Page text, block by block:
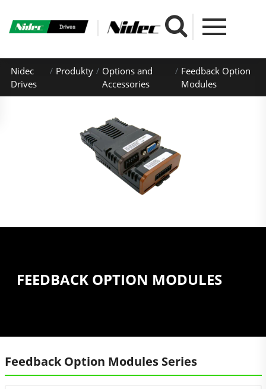
Nidec
Drives
Produkty
Options and
Accessories
Feedback Option
Modules
FEEDBACK OPTION MODULES
Feedback Option Modules Series